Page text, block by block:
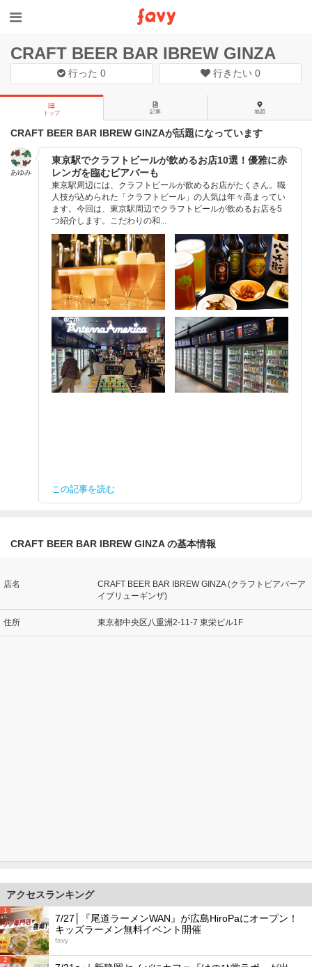
CRAFT BEER BAR IBREW GINZA
行った0 行きたい 0
トップ 記事 地図
CRAFT BEER BAR IBREW GINZAが話題になっています
あゆみ
東京駅でクラフトビールが飲めるお店10選！優雅に赤
レンガを臨むビアバーも
東京駅周辺には、クラフトビールが飲めるお店がたくさん。職
人技が込められた「クラフトビール」の人気は年々高まってい
ます。今回は、東京駅周辺でクラフトビールが飲めるお店を5
つ紹介します。こだわりの和...
この記事を読む
CRAFT BEER BAR IBREW GINZA の基本情報
店名
CRAFT BEER BAR IBREW GINZA (クラフトビアバーア
イブリューギンザ)
住所 東京都中央区八重洲2-11-7 東栄ビル1F
アクセスランキング
1
7/27│『尾道ラーメンWAN』が広島HiroPaにオープン！
キッズラーメン無料イベント開催
favy
2